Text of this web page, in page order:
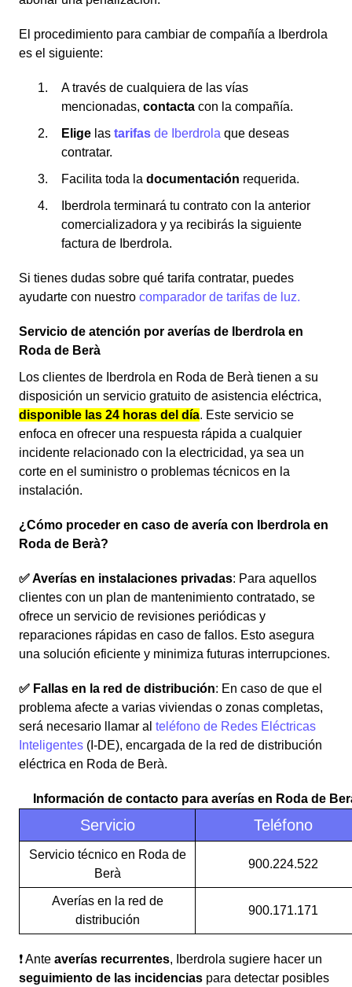
El procedimiento para cambiar de compañía a Iberdrola
es el siguiente:
A través de cualquiera de las vías
mencionadas, contacta con la compañía.
Elige las tarifas de Iberdrola que deseas
contratar.
Facilita toda la documentación requerida.
Iberdrola terminará tu contrato con la anterior
comercializadora y ya recibirás la siguiente
factura de Iberdrola.
Si tienes dudas sobre qué tarifa contratar, puedes
ayudarte con nuestro comparador de tarifas de luz.
Servicio de atención por averías de Iberdrola en
Roda de Berà
Los clientes de Iberdrola en Roda de Berà tienen a su
disposición un servicio gratuito de asistencia eléctrica,
disponible las 24 horas del día. Este servicio se
enfoca en ofrecer una respuesta rápida a cualquier
incidente relacionado con la electricidad, ya sea un
corte en el suministro o problemas técnicos en la
instalación.
¿Cómo proceder en caso de avería con Iberdrola en
Roda de Berà?
✅ Averías en instalaciones privadas: Para aquellos
clientes con un plan de mantenimiento contratado, se
ofrece un servicio de revisiones periódicas y
reparaciones rápidas en caso de fallos. Esto asegura
una solución eficiente y minimiza futuras interrupciones.
✅ Fallas en la red de distribución: En caso de que el
problema afecte a varias viviendas o zonas completas,
será necesario llamar al teléfono de Redes Eléctricas
Inteligentes (I-DE), encargada de la red de distribución
eléctrica en Roda de Berà.
Información de contacto para averías en Roda de
Servicio Teléfono
Servicio técnico en Roda de
Berà
900.224.522
Averías en la red de
distribución
900.171.171
❗ Ante averías recurrentes, Iberdrola sugiere hacer un
seguimiento de las incidencias para detectar posibles